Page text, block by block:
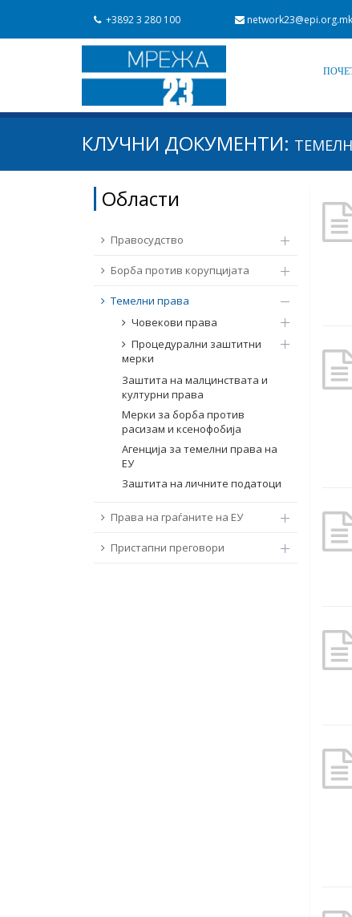
+3892 3 280 100 network23@epi.org.mk
Барај документи
Датум на објавување
КЛУЧНИ ДОКУМЕНТИ:
Области
Правосудство
Борба против корупцијата
Темелни права
Човекови права
Процедурални заштитни
мерки
Заштита на малцинствата и
културни права
Мерки за борба против
расизам и ксенофобија
Агенција за темелни права на
ЕУ
Заштита на личните податоци
Права на граѓаните на ЕУ
Пристапни преговори